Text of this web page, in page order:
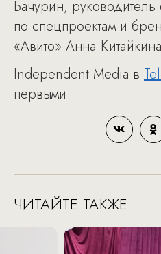
Бачурин, руководитель
по спецпроектам и
«Авито» Анна
Independent Media в
первыми
ЧИТАЙТЕ ТАКЖЕ